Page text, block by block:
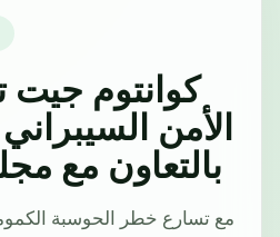
كوانتوم جيت
الأمن
بالتعاون مع
مع تسارع خطر الحوسبة